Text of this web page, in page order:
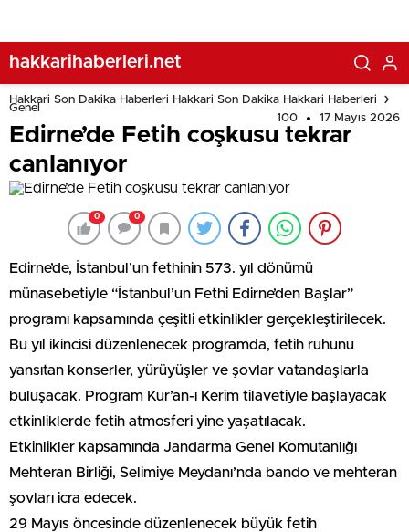
hakkarihaberleri.net
Hakkari Son Dakika Haberleri Hakkari Son Dakika Hakkari Haberleri
Genel
100
17 Mayıs 2026
Edirne’de Fetih coşkusu tekrar
canlanıyor
0 0
Edirne’de, İstanbul’un fethinin 573. yıl dönümü
münasebetiyle “İstanbul’un Fethi Edirne’den Başlar”
programı kapsamında çeşitli etkinlikler gerçekleştirilecek.
Bu yıl ikincisi düzenlenecek programda, fetih ruhunu
yansıtan konserler, yürüyüşler ve şovlar vatandaşlarla
buluşacak. Program Kur’an-ı Kerim tilavetiyle başlayacak
etkinliklerde fetih atmosferi yine yaşatılacak.
Etkinlikler kapsamında Jandarma Genel Komutanlığı
Mehteran Birliği, Selimiye Meydanı’nda bando ve mehteran
şovları icra edecek.
29 Mayıs öncesinde düzenlenecek büyük fetih